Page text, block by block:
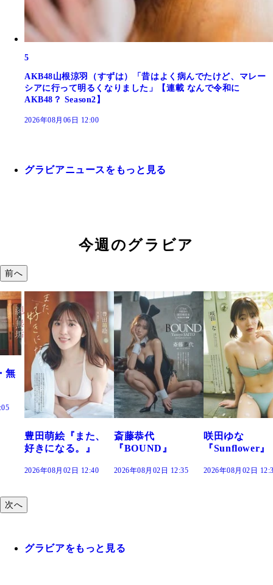
5
AKB48山根涼羽（すずは）「昔はよく病んでたけど、マレー
シアに行って明るくなりました」【連載 なんで令和に
AKB48？ Season2】
2026年08月06日 12:00
グラビアニュースをもっと見る
今週のグラビア
前へ
斎藤恭代
『BOUND』
2026年08月02日 12:35
咲田ゆな
『Sunflower』
2026年08月02日 12:30
藤水咲桜『花
だまり』
2026年08月02日
次へ
グラビアをもっと見る